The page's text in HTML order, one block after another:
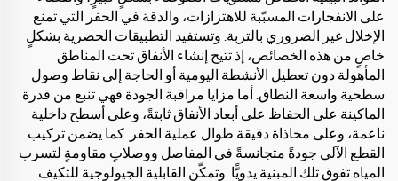
على الانفجارات المسبّبة للاهتزازات، والدقة في الحفر التي تمنع
الإخلال غير الضروري بالتربة. وتستفيد التطبيقات الحضرية بشكلٍ
خاصٍ من هذه الخصائص، إذ تتيح إنشاء الأنفاق تحت المناطق
المأهولة دون تعطيل الأنشطة اليومية أو الحاجة إلى نقاط وصول
سطحية واسعة النطاق. أما مزايا مراقبة الجودة فهي تنبع من قدرة
الماكينة على الحفاظ على أبعاد الأنفاق ثابتةً، وعلى أسطح داخلية
ناعمة، وعلى محاذاة دقيقة طوال عملية الحفر. كما يضمن تركيب
القطع الآلي جودةً متجانسةً في المفاصل ووصلاتٍ مقاومةٍ لتسرب
المياه تفوق تلك المبنية يدويًّا. وتمكّن القابلية الجيولوجية للتكيف